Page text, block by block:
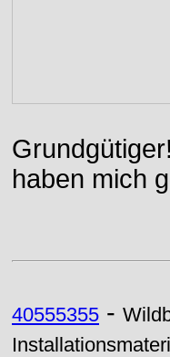
haben mich
40555355 -